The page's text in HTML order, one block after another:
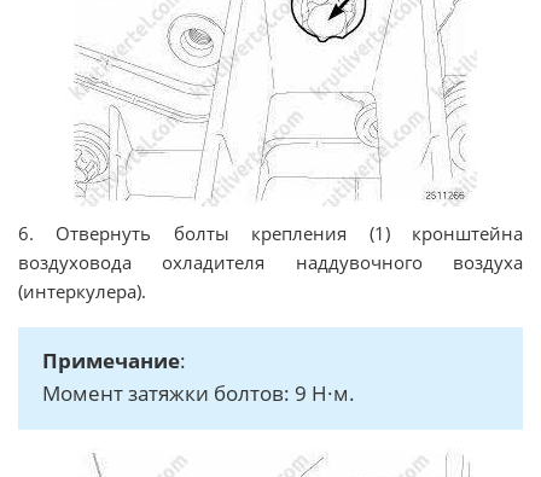
6. Отвернуть болты крепления (1) кронштейна
воздуховода охладителя наддувочного воздуха
(интеркулера).
Примечание:
Момент затяжки болтов: 9 Н·м.